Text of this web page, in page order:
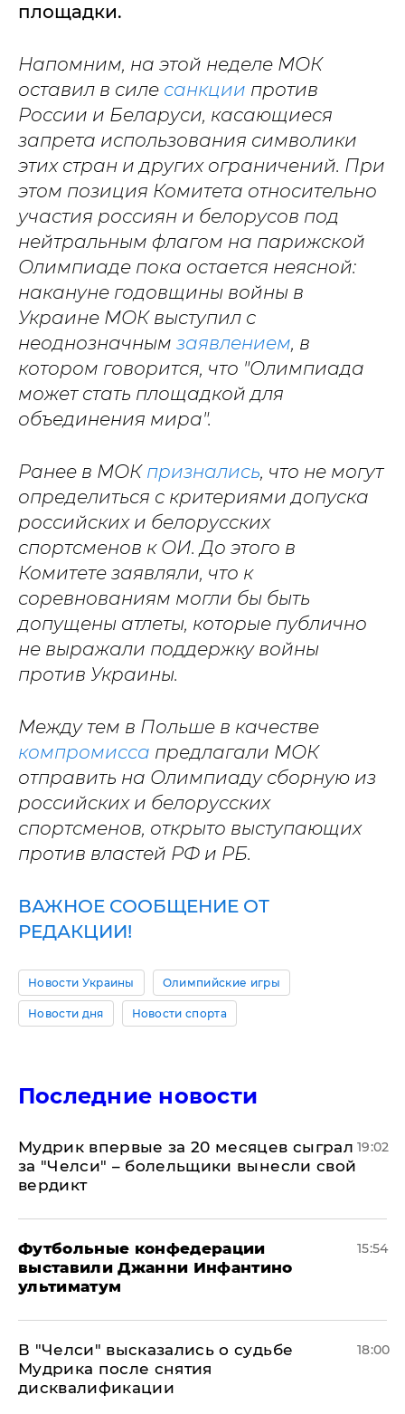
площадки.
Напомним, на этой неделе МОК
оставил в силе санкции против
России и Беларуси, касающиеся
запрета использования символики
этих стран и других ограничений. При
этом позиция Комитета относительно
участия россиян и белорусов под
нейтральным флагом на парижской
Олимпиаде пока остается неясной:
накануне годовщины войны в
Украине МОК выступил с
неоднозначным заявлением, в
котором говорится, что "Олимпиада
может стать площадкой для
объединения мира".
Ранее в МОК признались, что не могут
определиться с критериями допуска
российских и белорусских
спортсменов к ОИ. До этого в
Комитете заявляли, что к
соревнованиям могли бы быть
допущены атлеты, которые публично
не выражали поддержку войны
против Украины.
Между тем в Польше в качестве
компромисса предлагали МОК
отправить на Олимпиаду сборную из
российских и белорусских
спортсменов, открыто выступающих
против властей РФ и РБ.
ВАЖНОЕ СООБЩЕНИЕ ОТ
РЕДАКЦИИ!
Новости Украины Олимпийские игры
Новости дня Новости спорта
Последние новости
Мудрик впервые за 20 месяцев сыграл
за "Челси" – болельщики вынесли свой
вердикт
19:02
Футбольные конфедерации
выставили Джанни Инфантино
ультиматум
15:54
В "Челси" высказались о судьбе
Мудрика после снятия
дисквалификации
18:00